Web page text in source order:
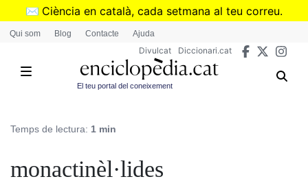
Vés
✉️ Ciència en català, cada setmana al teu correu.
➜Subscriu-te al butlletí de Divulcat
Qui som Blog Contacte Ajuda
Divulcat Diccionari.cat
El teu portal del coneixement
Temps de lectura: 1 min
monactinèl·lides